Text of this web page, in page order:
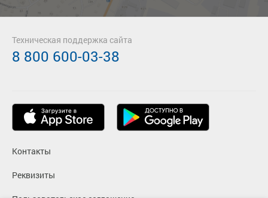
Контакты
Реквизиты
Техническая поддержка сайта
8 800 600-03-38